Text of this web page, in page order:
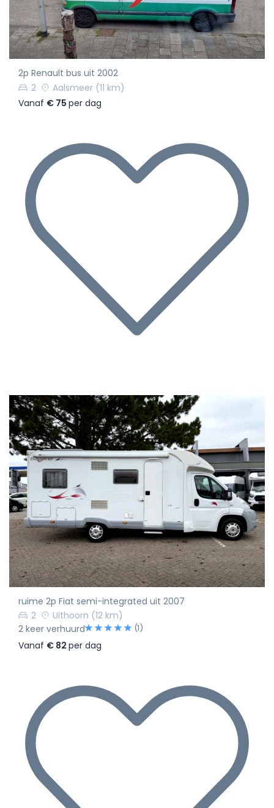
2p Renault bus uit 2002
2
Aalsmeer (11 km)
Vanaf € 75 per dag
ruime 2p Fiat semi-integrated uit 2007
2
Uithoorn (12 km)
2 keer verhuurd
(1)
Vanaf € 82 per dag